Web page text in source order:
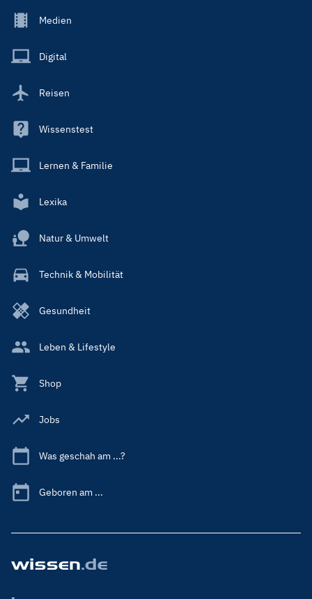
Footer
Main
Medien
Digital
Reisen
Wissenstest
Lernen & Familie
Lexika
Natur & Umwelt
Technik & Mobilität
Gesundheit
Leben & Lifestyle
Shop
Jobs
Was geschah am ...?
Geboren am ...